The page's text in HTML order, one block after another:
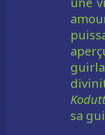
sa